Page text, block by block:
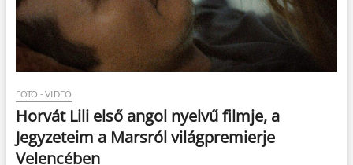
FOTÓ - VIDEÓ
Horvát Lili első angol nyelvű filmje, a
Jegyzeteim a Marsról világpremierje
Velencében